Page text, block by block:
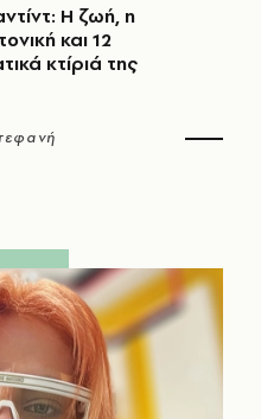
Η ζωή, η
και 12
κτίριά της